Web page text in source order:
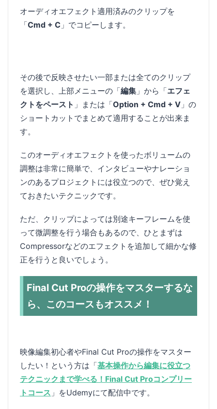
オーディオエフェクト適用済みのクリップを
「Cmd + C 」でコピーします。
その後で反映させたい一部または全てのクリップ
を選択し、上部メニューの「編集 」から「エフェ
クトをペースト 」または「Option + Cmd + V 」の
ショートカットでまとめて適用することが出来ま
す。
このオーディオエフェクトを使ったボリュームの
調整は非常に簡単で、インタビューやナレーショ
ンのあるプロジェクトには役立つので、ぜひ覚え
ておきたいテクニックです。
ただ、クリップによっては別途キーフレームを使
って微調整を行う場合もあるので、ひとまずは
Compressorなどのエフェクトを追加して細かな修
正を行うと良いでしょう。
Final Cut Proの操作をマスターするな
ら、このコースもオススメ！
映像編集初心者やFinal Cut Proの操作をマスター
したい！という方は「基本操作から編集に役立つ
テクニックまで学べる！Final Cut Proコンプリー
トコース 」をUdemyにて配信中です。